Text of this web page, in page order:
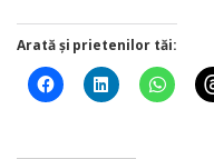
Arată și prietenilor tăi: